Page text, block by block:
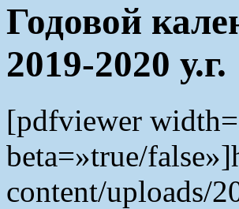
Годовой
2019-2020 у.г.
[pdfviewer
beta=»true/
content/uploads/